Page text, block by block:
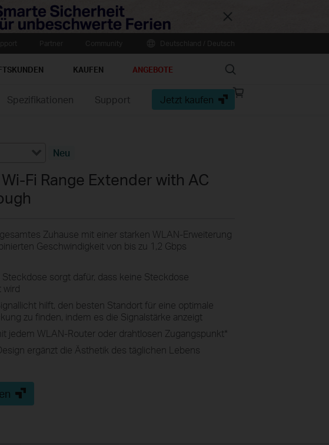
Close
KAUFEN ANGEBOTE Search
Online
Spezifikationen Support Jetzt kaufen
Neu
Fi Range Extender with AC
Zuhause mit einer starken WLAN-Erweiterung
Geschwindigkeit von bis zu 1,2 Gbps
Steckdose sorgt dafür, dass keine Steckdose
wird
hilft, den besten Standort für eine optimale
zu finden, indem es die Signalstärke anzeigt
jedem WLAN-Router oder drahtlosen Zugangspunkt*
ergänzt die Ästhetik des täglichen Lebens